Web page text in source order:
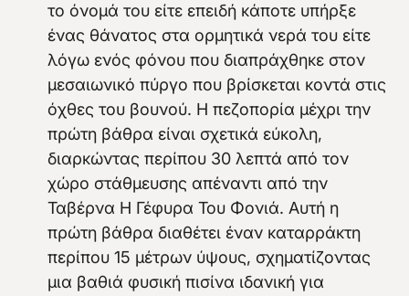
το όνομά του είτε επειδή κάποτε υπήρξε
ένας θάνατος στα ορμητικά νερά του είτε
λόγω ενός φόνου που διαπράχθηκε στον
μεσαιωνικό πύργο που βρίσκεται κοντά στις
όχθες του βουνού. Η πεζοπορία μέχρι την
πρώτη βάθρα είναι σχετικά εύκολη,
διαρκώντας περίπου 30 λεπτά από τον
χώρο στάθμευσης απέναντι από την
Ταβέρνα Η Γέφυρα Του Φονιά. Αυτή η
πρώτη βάθρα διαθέτει έναν καταρράκτη
περίπου 15 μέτρων ύψους, σχηματίζοντας
μια βαθιά φυσική πισίνα ιδανική για